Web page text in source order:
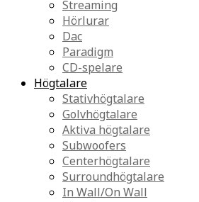
Streaming
Hörlurar
Dac
Paradigm
CD-spelare
Högtalare
Stativhögtalare
Golvhögtalare
Aktiva högtalare
Subwoofers
Centerhögtalare
Surroundhögtalare
In Wall/On Wall